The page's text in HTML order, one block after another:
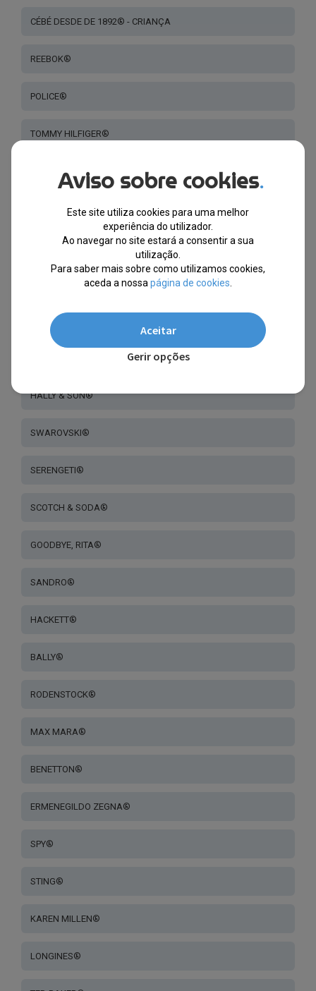
CÉBÉ DESDE DE 1892® - CRIANÇA
REEBOK®
POLICE®
TOMMY HILFIGER®
SKECHERS®
BULGET®
ZAC POSEN®
LONGCHAMP®
HALLY & SON®
SWAROVSKI®
SERENGETI®
SCOTCH & SODA®
GOODBYE, RITA®
SANDRO®
HACKETT®
BALLY®
RODENSTOCK®
MAX MARA®
BENETTON®
ERMENEGILDO ZEGNA®
SPY®
STING®
KAREN MILLEN®
LONGINES®
Aviso sobre cookies.
Este site utiliza cookies para uma melhor
experiência do utilizador.
Ao navegar no site estará a consentir a sua
utilização.
Para saber mais sobre como utilizamos cookies,
aceda a nossa página de cookies
Aceitar
Gerir opções